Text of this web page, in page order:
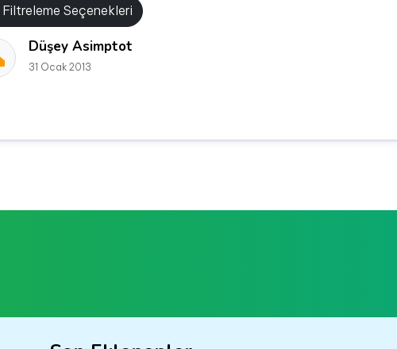
Filtreleme Seçenekleri
Düşey Asimptot
31 Ocak 2013